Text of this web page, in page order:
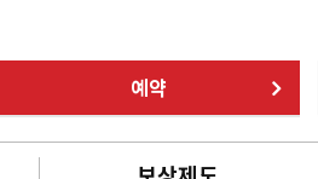
예약